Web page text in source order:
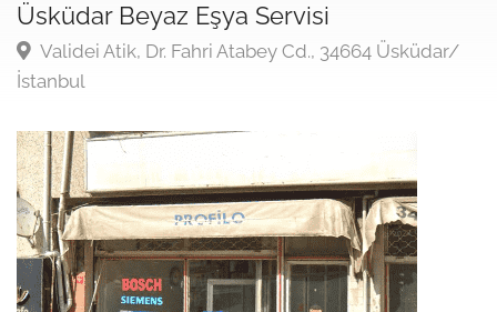
Üsküdar Beyaz Eşya Servisi
Validei Atik, Dr. Fahri Atabey Cd., 34664 Üsküdar/
İstanbul